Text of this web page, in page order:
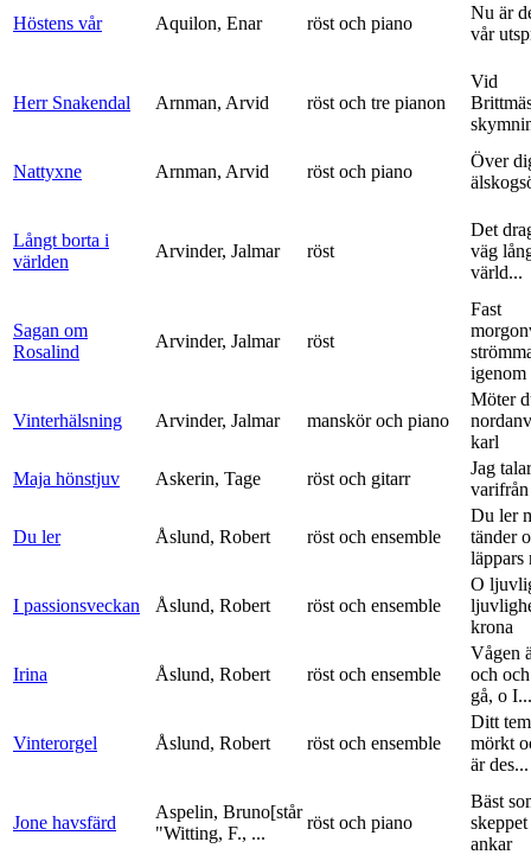
Höstens vår Aquilon, Enar röst och piano
Nu är
vår
Herr Snakendal Arnman, Arvid röst och tre pianon
Vid
Nattyxne Arnman, Arvid röst och piano
Över
Långt borta i
världen
Arvinder, Jalmar röst
Det
väg
värld...
Sagan om
Rosalind
Arvinder, Jalmar röst
Fast
igenom
Vinterhälsning Arvinder, Jalmar manskör och piano
Möter
karl
Maja hönstjuv
Askerin, Tage röst och gitarr
Jag
Du ler Åslund, Robert röst och ensemble
Du ler
tänder
läppars
I passionsveckan Åslund, Robert röst och ensemble
O
krona
Irina Åslund, Robert röst och ensemble
Vågen
och
gå, o I...
Vinterorgel Åslund, Robert röst och ensemble
Ditt
mörkt
är des...
Jone havsfärd
Aspelin, Bruno[står
"Witting, F., ...
röst och piano
Bäst
ankar